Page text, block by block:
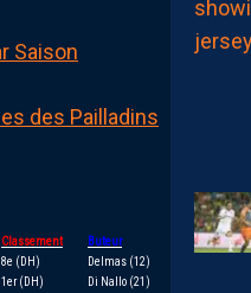
Saison
des Pailladins
Classement
Buteur
8e (DH)
Delmas (12)
1er (DH) Di Nallo (21)